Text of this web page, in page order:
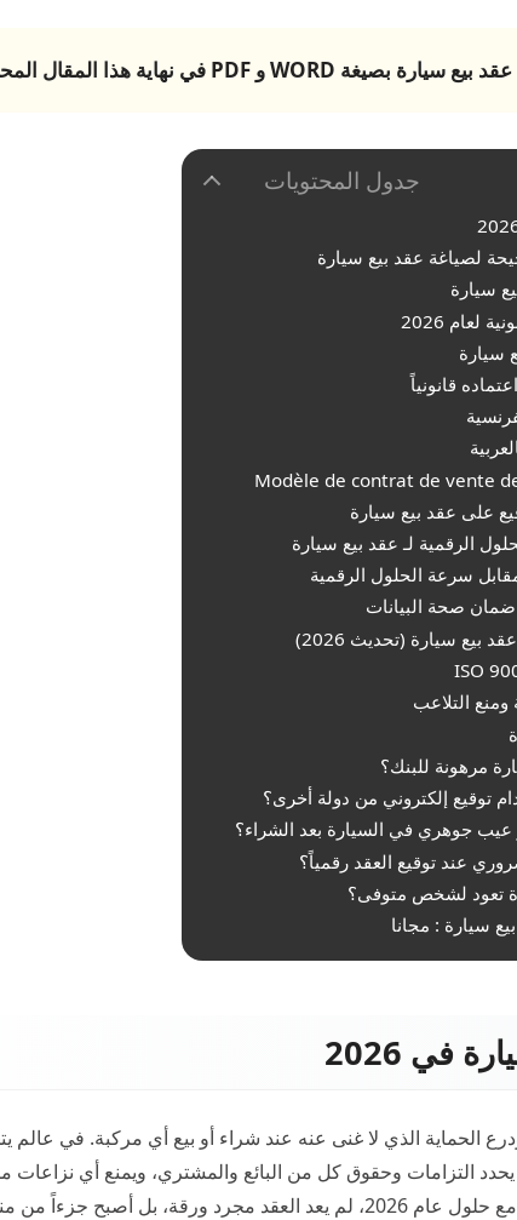
عقد بيع سيارة بصيغة WORD و PDF في نهاية هذا المقال المحدث لعام 2026.
جدول المحتويات
لصياغة عقد بيع سيارة
سيارة
لعام 2026
سيارة
قانونياً
على عقد بيع سيارة
الرقمية لـ عقد بيع سيارة
سرعة الحلول الرقمية
صحة البيانات
بيع سيارة (تحديث 2026)
ومنع التلاعب
سيارة : مجانا
في 2026
الحماية الذي لا غنى عنه عند شراء أو بيع أي مركبة. في عالم
التزامات وحقوق كل من البائع والمشتري، ويمنع أي نزاعات
سوء الفهم أو الاتفاقات الشفهية غير الموثقة. مع حلول عام 2026، لم يعد العقد مجرد